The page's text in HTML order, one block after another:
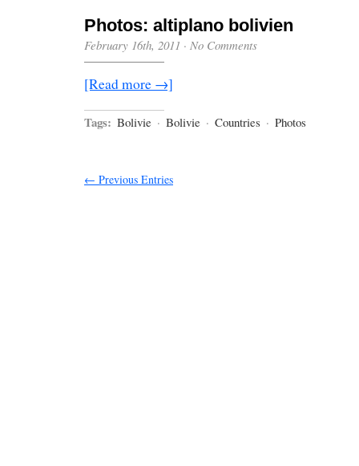
Photos: altiplano bolivien
February 16th, 2011 · No Comments
[Read more →]
Tags: Bolivie · Bolivie · Countries · Photos
← Previous Entries